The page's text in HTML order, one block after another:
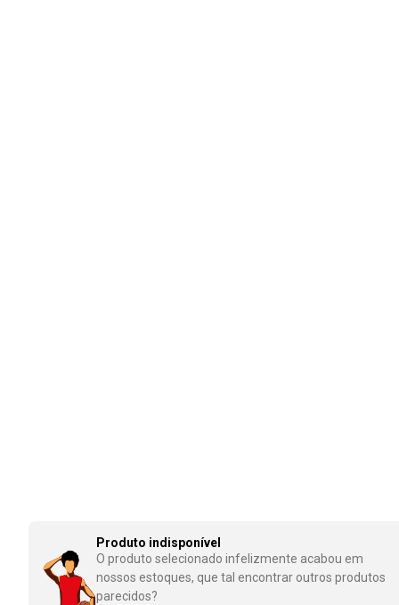
Produto indisponível
O produto selecionado infelizmente acabou em
nossos estoques, que tal encontrar outros produtos
parecidos?